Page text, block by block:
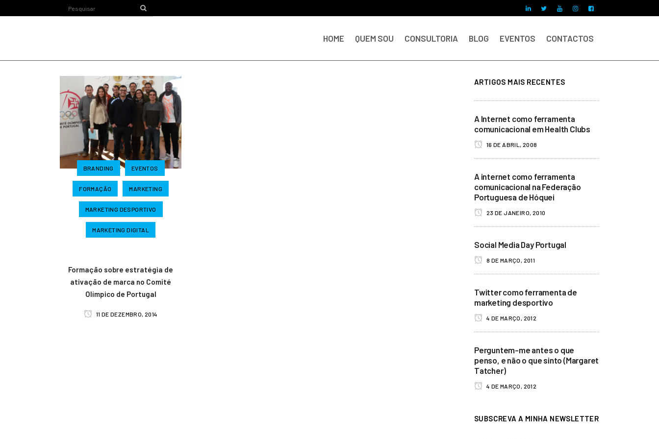
HOME QUEM SOU CONSULTORIA BLOG EVENTOS CONTACTOS
BRANDING EVENTOS
FORMAÇÃO MARKETING
MARKETING DESPORTIVO
MARKETING DIGITAL
Formação sobre estratégia de
ativação de marca no Comité
Olímpico de Portugal
11 DE DEZEMBRO, 2014
ARTIGOS MAIS RECENTES
A Internet como ferramenta
comunicacional em Health Clubs
16 DE ABRIL, 2008
A internet como ferramenta
comunicacional na Federação
Portuguesa de Hóquei
23 DE JANEIRO, 2010
Social Media Day Portugal
8 DE MARÇO, 2011
Twitter como ferramenta de
marketing desportivo
4 DE MARÇO, 2012
Perguntem-me antes o que
penso, e não o que sinto (Margaret
Tatcher)
4 DE MARÇO, 2012
SUBSCREVA A MINHA NEWSLETTER